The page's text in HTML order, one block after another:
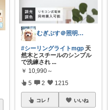
むぎぷす＠照明とインテリアと北欧食器
#シーリングライトmgp 天
然木とスチールのシンプル
で洗練され ...
￥ 10,990～
5 2 1215
コレ いいね